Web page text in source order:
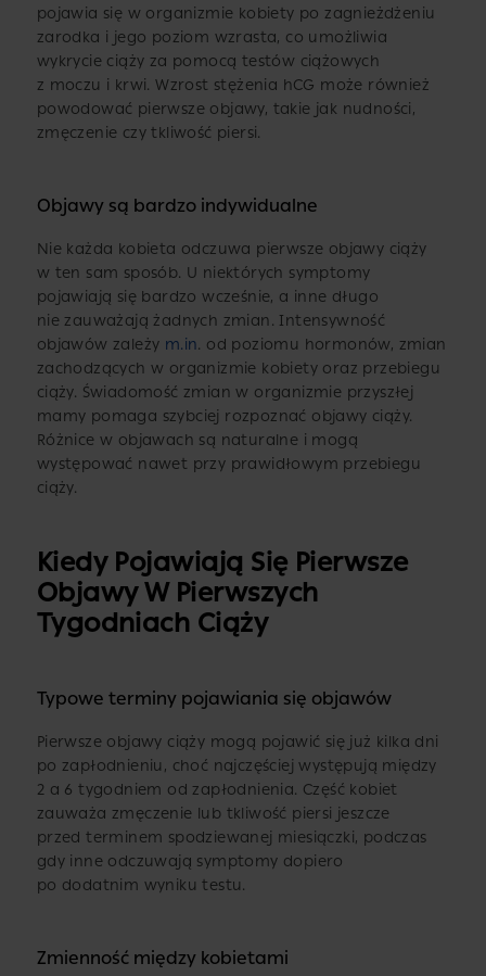
pojawia się w organizmie kobiety po zagnieżdżeniu
zarodka i jego poziom wzrasta, co umożliwia
wykrycie ciąży za pomocą testów ciążowych
z moczu i krwi. Wzrost stężenia hCG może również
powodować pierwsze objawy, takie jak nudności,
zmęczenie czy tkliwość piersi.
Objawy są bardzo indywidualne
Nie każda kobieta odczuwa pierwsze objawy ciąży
w ten sam sposób. U niektórych symptomy
pojawiają się bardzo wcześnie, a inne długo
nie zauważają żadnych zmian. Intensywność
objawów zależy m.in. od poziomu hormonów, zmian
zachodzących w organizmie kobiety oraz przebiegu
ciąży. Świadomość zmian w organizmie przyszłej
mamy pomaga szybciej rozpoznać objawy ciąży.
Różnice w objawach są naturalne i mogą
występować nawet przy prawidłowym przebiegu
ciąży.
Kiedy Pojawiają Się Pierwsze
Objawy W Pierwszych
Tygodniach Ciąży
Typowe terminy pojawiania się objawów
Pierwsze objawy ciąży mogą pojawić się już kilka dni
po zapłodnieniu, choć najczęściej występują między
2 a 6 tygodniem od zapłodnienia. Część kobiet
zauważa zmęczenie lub tkliwość piersi jeszcze
przed terminem spodziewanej miesiączki, podczas
gdy inne odczuwają symptomy dopiero
po dodatnim wyniku testu.
Zmienność między kobietami